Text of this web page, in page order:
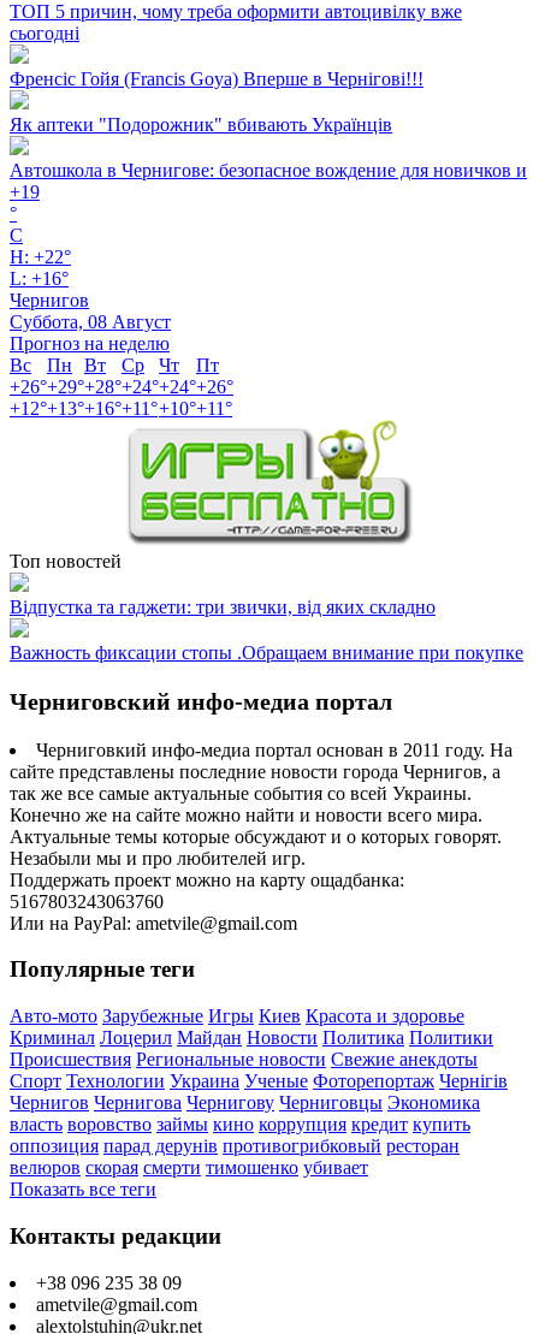
ТОП 5 причин, чому треба оформити автоцивілку вже
сьогодні
Френсіс Гойя (Francis Goya) Вперше в Чернігові!!!
Як аптеки "Подорожник" вбивають Українців
Автошкола в Чернигове: безопасное вождение для новичков и
+19
°
C
H: +22°
L: +16°
Чернигов
Суббота, 08 Август
Прогноз на неделю
Вс
Пн Вт Ср Чт
Пт
+26°+29°+28°+24°+24°+26°
+12°+13°+16°+11°+10°+11°
Топ новостей
Відпустка та гаджети: три звички, від яких складно
Важность фиксации стопы .Обращаем внимание при покупке
Черниговский инфо-медиа портал
Черниговкий инфо-медиа портал основан в 2011 году. На
сайте представлены последние новости города Чернигов, а
так же все самые актуальные события со всей Украины.
Конечно же на сайте можно найти и новости всего мира.
Актуальные темы которые обсуждают и о которых говорят.
Незабыли мы и про любителей игр.
Поддержать проект можно на карту ощадбанка:
5167803243063760
Или на PayPal: ametvile@gmail.com
Популярные теги
Авто-мото Зарубежные Игры Киев Красота и здоровье
Криминал Лоцерил Майдан Новости Политика Политики
Происшествия Региональные новости Свежие анекдоты
Спорт Технологии Украина Ученые Фоторепортаж Чернігів
Чернигов Чернигова Чернигову Черниговцы Экономика
власть воровство займы кино коррупция кредит купить
оппозиция парад дерунів противогрибковый ресторан
велюров скорая смерти тимошенко убивает
Показать все теги
Контакты редакции
+38 096 235 38 09
ametvile@gmail.com
alextolstuhin@ukr.net